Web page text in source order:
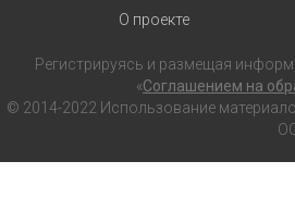
О проекте
Регистрируясь и размещая
«Соглашением на
© 2014-2022 Использование